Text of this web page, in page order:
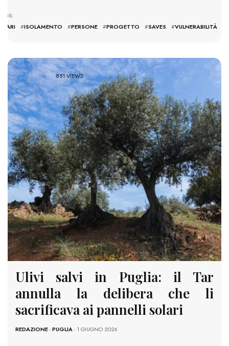
BARI #ISOLAMENTO #PERSONE #PROGETTO #SAVES #VULNERABILITÀ
851 VIEWS
Ulivi salvi in Puglia: il Tar
annulla la delibera che li
sacrificava ai pannelli solari
REDAZIONE-PUGLIA- 1 GIUGNO 2026